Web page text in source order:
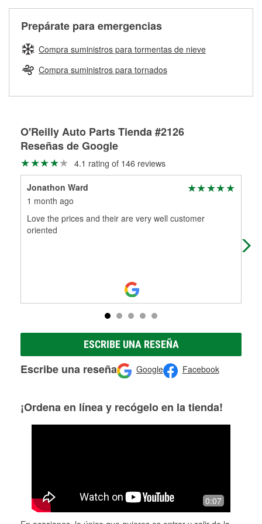
partes de reemplazo correctas para tu reparación.
Rectificación de tambores y discos de freno
Prepárate para emergencias
Compra suministros para tormentas de nieve
Compra suministros para tornados
O'Reilly Auto Parts Tienda #2126
Reseñas de Google
4.1 rating of 146 reviews
Jonathon Ward
1 month ago
Love the prices and their are very well customer
oriented
ESCRIBE UNA RESEÑA
Escribe una reseña Google Facebook
¡Ordena en línea y recógelo en la tienda!
0:07